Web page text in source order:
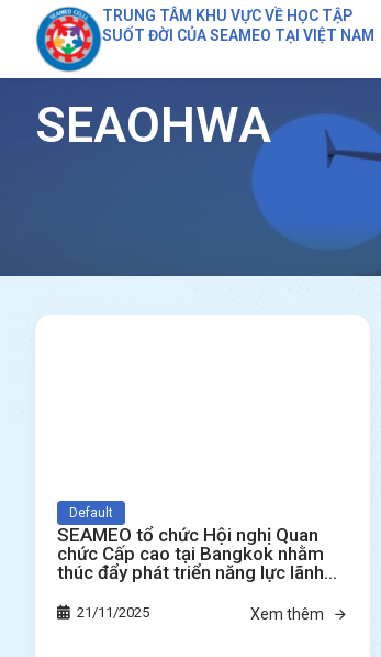
TRUNG TÂM KHU VỰC VỀ HỌC TẬP
SUỐT ĐỜI CỦA SEAMEO TẠI VIỆT NAM
SEAOHWA
Default
SEAMEO tổ chức Hội nghị Quan
chức Cấp cao tại Bangkok nhằm
thúc đẩy phát triển năng lực lãnh
viên21/11/2025 Xem thêm